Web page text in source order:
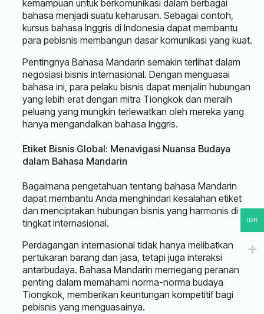
kemampuan untuk berkomunikasi dalam berbagai
bahasa menjadi suatu keharusan. Sebagai contoh,
kursus bahasa Inggris di Indonesia dapat membantu
para pebisnis membangun dasar komunikasi yang kuat.
Pentingnya Bahasa Mandarin semakin terlihat dalam
negosiasi bisnis internasional. Dengan menguasai
bahasa ini, para pelaku bisnis dapat menjalin hubungan
yang lebih erat dengan mitra Tiongkok dan meraih
peluang yang mungkin terlewatkan oleh mereka yang
hanya mengandalkan bahasa Inggris.
Etiket Bisnis Global: Menavigasi Nuansa Budaya
dalam Bahasa Mandarin
Bagaimana pengetahuan tentang bahasa Mandarin
dapat membantu Anda menghindari kesalahan etiket
dan menciptakan hubungan bisnis yang harmonis di
tingkat internasional.
Perdagangan internasional tidak hanya melibatkan
pertukaran barang dan jasa, tetapi juga interaksi
antarbudaya. Bahasa Mandarin memegang peranan
penting dalam memahami norma-norma budaya
Tiongkok, memberikan keuntungan kompetitif bagi
pebisnis yang menguasainya.
IDR